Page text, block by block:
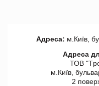
Адреса: м.Київ,
Адреса
ТОВ
м.Київ,
2